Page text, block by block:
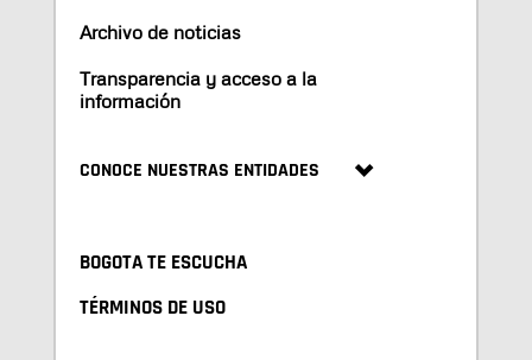
Archivo de noticias
Transparencia y acceso a la
información
CONOCE NUESTRAS ENTIDADES
BOGOTA TE ESCUCHA
TÉRMINOS DE USO